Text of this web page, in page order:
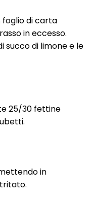
foglio di carta
in eccesso.
succo di limone e le
25/30 fettine
in